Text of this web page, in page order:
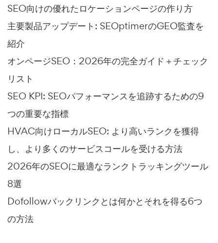
SEO向けの優れたロケーションページの作り方
主要製品アップデート: SEOptimerのGEO監査を
紹介
オンページSEO：2026年の完全ガイド＋チェック
リスト
SEO KPI: SEOパフォーマンスを追跡するための9
つの重要な指標
HVAC向けローカルSEO: より高いランクを獲得
し、より多くのサービスコールを受ける方法
2026年のSEOに最適なランクトラッキングツール
8選
Dofollowバックリンクとは何かとそれを得る6つ
の方法